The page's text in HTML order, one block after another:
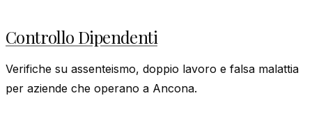
Controllo Dipendenti
Verifiche su assenteismo, doppio lavoro e falsa malattia
per aziende che operano a Ancona.